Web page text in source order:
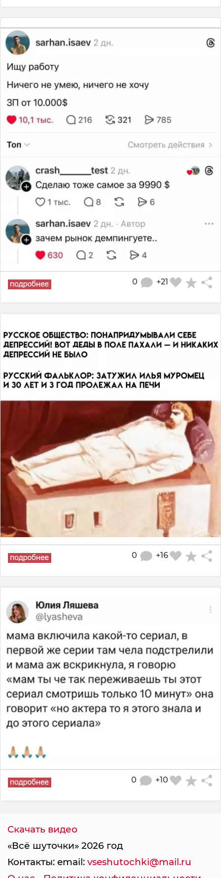
+21
0
+16
0
+10
0
Скачать видео
«Всё шуточки» 2026 год
Контакты: email: vseshutochki@mail.ru